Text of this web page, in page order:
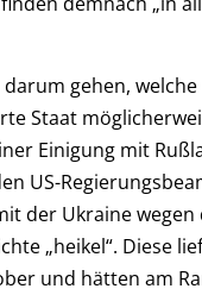
gehen,
Staat
Einigung mit
US-
der Ukraine wegen
„heikel“. Diese
und hätten am